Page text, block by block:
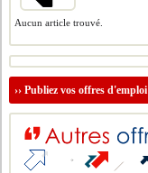
Aucun article trouvé.
››Publiez vos offres d'emploi